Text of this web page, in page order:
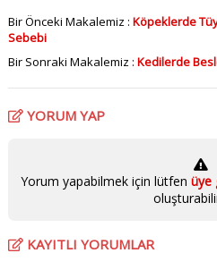
Bir Önceki Makalemiz : Köpeklerde
Sebebi
Bir Sonraki Makalemiz : Kedilerde
YORUM YAP
Yorum yapabilmek için lütfenüye
KAYITLI YORUMLAR